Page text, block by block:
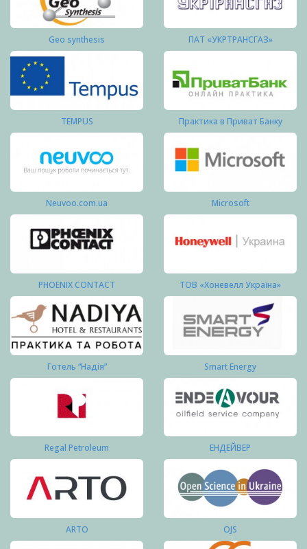
Geo synthesis ПАТ «УКРТРАНСГАЗ»
TEMPUS Практика в Приват Банку
Neuvoo.com.ua Microsoft
PHOENIX CONTACT ТОВ «Хоневелл Україна»
Готель “Надія” Smart Energy
Regal Petroleum ЕНДЕЙВЕР
ARTO OJS